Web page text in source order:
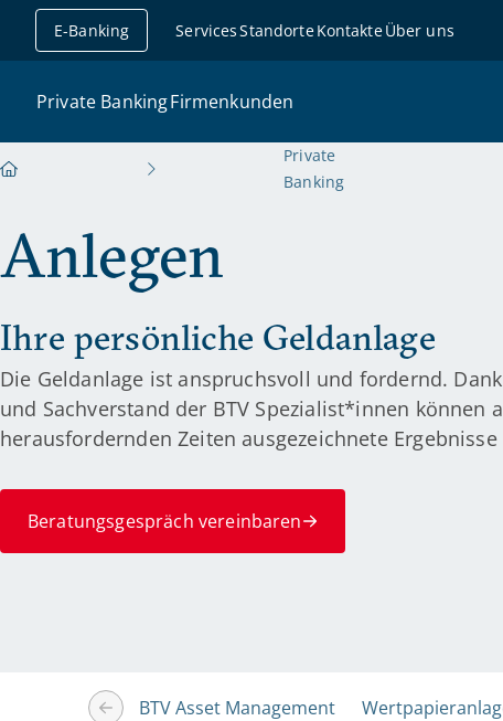
E-Banking
ServicesStandorteKontakteÜber uns
Private BankingFirmenkunden
Private
Banking
Anlegen
Ihre persönliche Geldanlage
Die Geldanlage ist anspruchsvoll und fordernd.
und Sachverstand der BTV Spezialist*innen können
herausfordernden Zeiten ausgezeichnete
Beratungsgespräch vereinbaren
BTV Asset Management